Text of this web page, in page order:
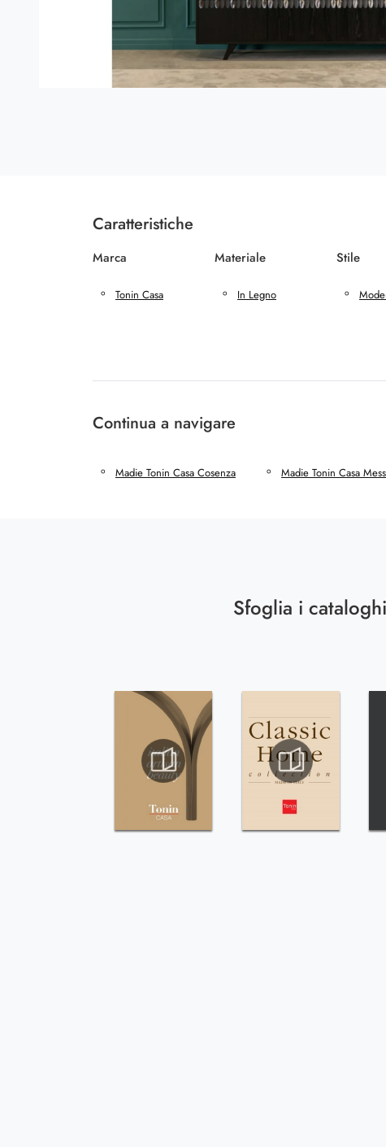
Caratteristiche
Marca
Tonin Casa
Materiale
In Legno
Stile
Continua a navigare
Madie Tonin Casa Cosenza Madie Tonin Casa
Sfoglia i cataloghi